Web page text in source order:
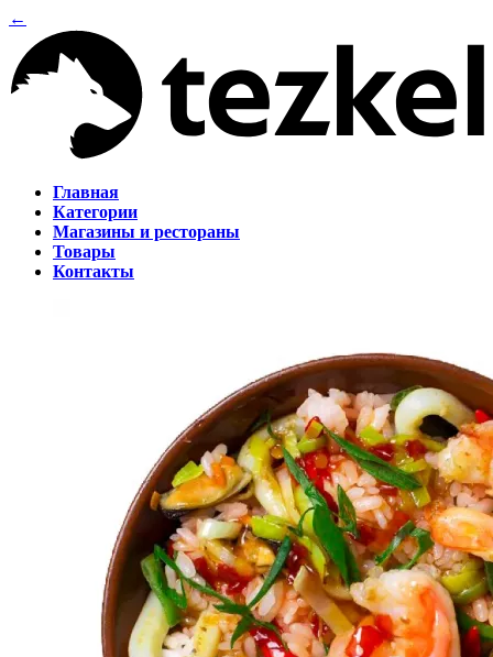
←
Главная
Категории
Магазины и рестораны
Товары
Контакты